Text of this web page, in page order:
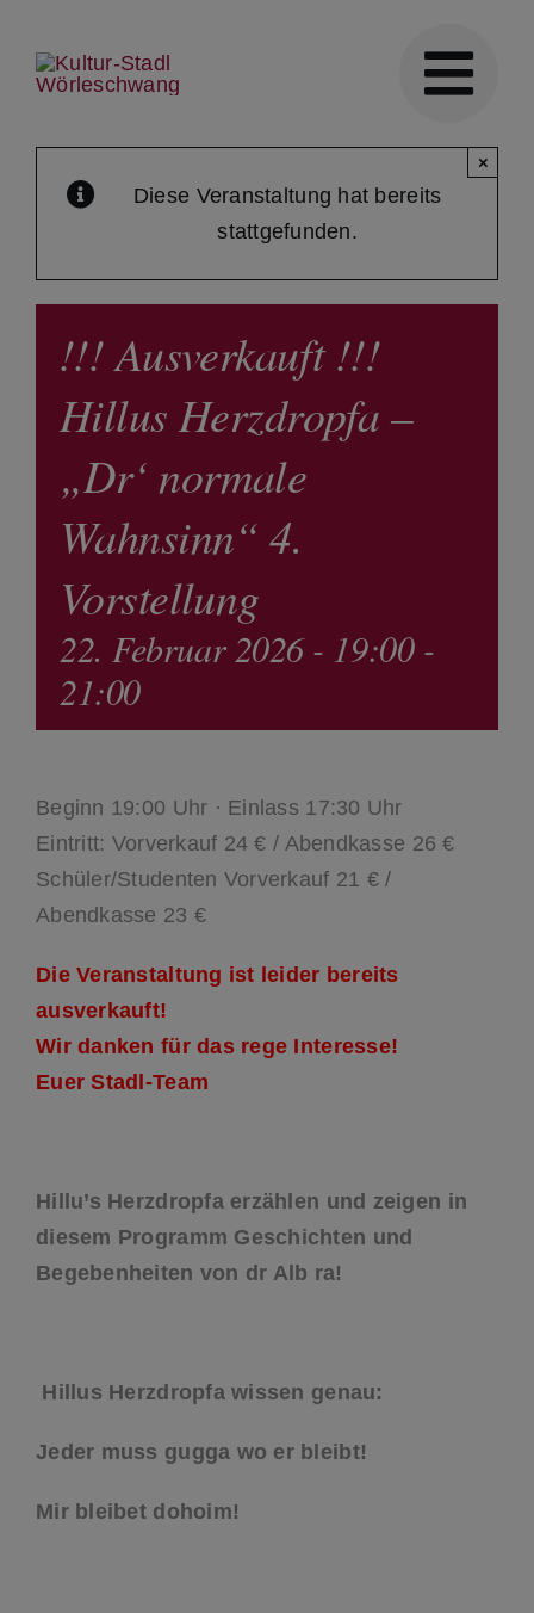
content
Diese Veranstaltung hat bereits
stattgefunden.
×
!!! Ausverkauft !!!
Hillus Herzdropfa –
„Dr‘ normale
Wahnsinn“ 4.
Vorstellung
22. Februar 2026 - 19:00-
21:00
Beginn 19:00 Uhr · Einlass 17:30 Uhr
Eintritt: Vorverkauf 24 € / Abendkasse 26 €
Schüler/Studenten Vorverkauf 21 € /
Abendkasse 23 €
Die Veranstaltung ist leider bereits
ausverkauft!
Wir danken für das rege Interesse!
Euer Stadl-Team
Hillu’s Herzdropfa erzählen und zeigen in
diesem Programm Geschichten und
Begebenheiten von dr Alb ra!
Hillus Herzdropfa wissen genau:
Jeder muss gugga wo er bleibt!
Mir bleibet dohoim!